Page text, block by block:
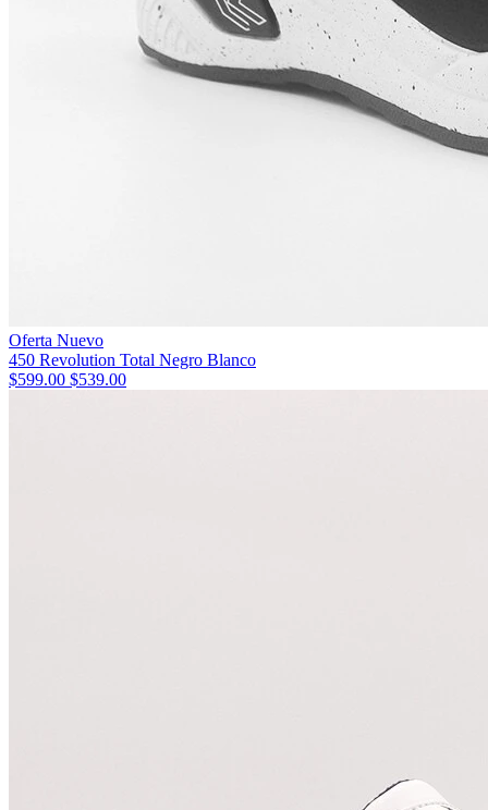
Oferta Nuevo
450 Revolution Total Negro Blanco
$599.00 $539.00